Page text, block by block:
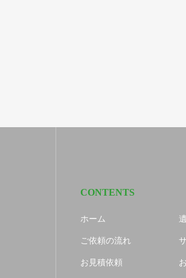
CONTENTS
ホーム
ご依頼の流れ
お見積依頼